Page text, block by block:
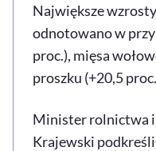
Największe
odnotowano w
proc.), mięsa
proszku (+20,5
Minister rolnictwa
Krajewski